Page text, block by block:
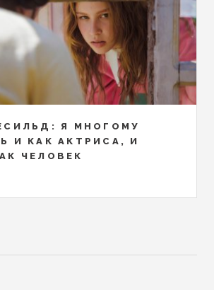
Я МНОГОМУ
И КАК АКТРИСА, И
ЧЕЛОВЕК